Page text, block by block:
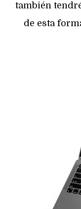
también
de esta